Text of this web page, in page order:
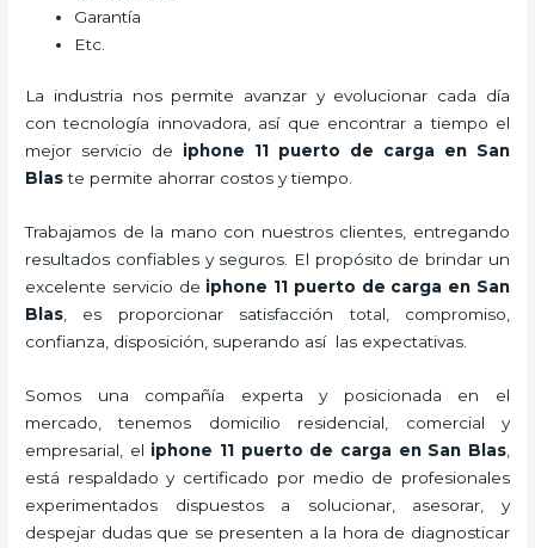
Garantía
Etc.
La industria nos permite avanzar y evolucionar cada día
con tecnología innovadora, así que encontrar a tiempo el
mejor servicio de iphone 11 puerto de carga
en San
Blaste permite ahorrar costos y tiempo.
Trabajamos de la mano con nuestros clientes, entregando
resultados confiables y seguros. El propósito de brindar un
excelente servicio de iphone 11 puerto de carga en San
Blas , es proporcionar satisfacción total, compromiso,
confianza, disposición, superando así las expectativas.
Somos una compañía experta y posicionada en el
mercado, tenemos domicilio residencial, comercial y
empresarial, el iphone 11 puerto de carga en San Blas,
está respaldado y certificado por medio de profesionales
experimentados dispuestos a solucionar, asesorar, y
despejar dudas que se presenten a la hora de diagnosticar